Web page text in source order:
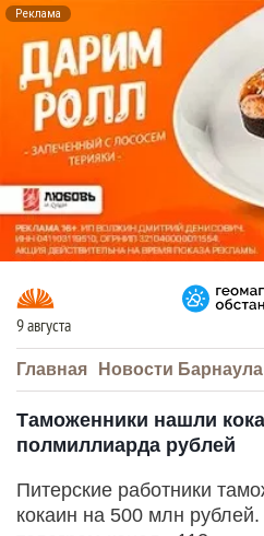
Реклама
9 августа
Главная Новости Барнаула
Таможенники нашли
полмиллиарда рублей
Питерские работники
кокаин на 500 млн